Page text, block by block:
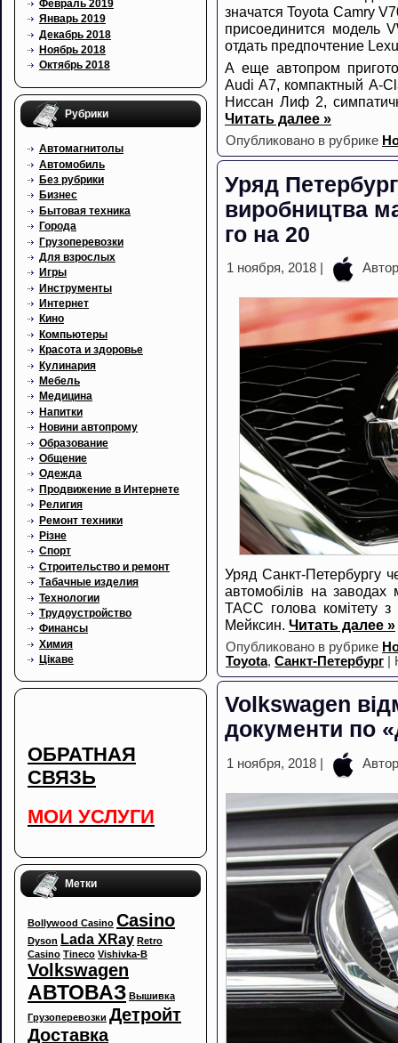
Февраль 2019
Январь 2019
Декабрь 2018
Ноябрь 2018
Октябрь 2018
Рубрики
Автомагнитолы
Автомобиль
Без рубрики
Бизнес
Бытовая техника
Города
Грузоперевозки
Для взрослых
Игры
Инструменты
Интернет
Кино
Компьютеры
Красота и здоровье
Кулинария
Мебель
Медицина
Напитки
Новини автопрому
Образование
Общение
Одежда
Продвижение в Интернете
Религия
Ремонт техники
Різне
Спорт
Строительство и ремонт
Табачные изделия
Технологии
Трудоустройство
Финансы
Химия
Цікаве
ОБРАТНАЯ
СВЯЗЬ
МОИ УСЛУГИ
Метки
Bollywood Casino Casino
Dyson Lada XRay Retro
Casino Tineco Vishivka-B
Volkswagen
АВТОВАЗ Вышивка
Грузоперевозки Детройт
Доставка
значатся Toyota Camry
присоединится модель
отдать предпочтение
А еще автопром
Audi A7, компактный A-
Ниссан Лиф 2,
Читать далее »
Опубликовано в рубрике
Уряд
виробництва
го на 20
1 ноября, 2018 |
Уряд Санкт-Петербургу
автомобілів на заводах
ТАСС голова комітету з
Мейксин. Читать далее »
Опубликовано в рубрике
Toyota, Санкт-Петербург
Volkswagen
документи по
1 ноября, 2018 |